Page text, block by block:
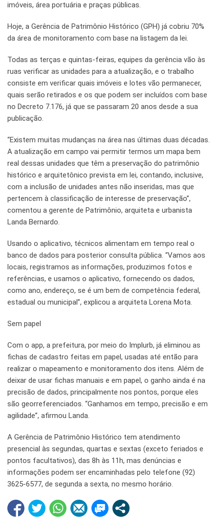
imóveis, área portuária e praças públicas.
Hoje, a Gerência de Patrimônio Histórico (GPH) já cobriu 70%
da área de monitoramento com base na listagem da lei.
Todas as terças e quintas-feiras, equipes da gerência vão às
ruas verificar as unidades para a atualização, e o trabalho
consiste em verificar quais imóveis e lotes vão permanecer,
quais serão retirados e os que podem ser incluídos com base
no Decreto 7.176, já que se passaram 20 anos desde a sua
publicação.
“Existem muitas mudanças na área nas últimas duas décadas.
A atualização em campo vai permitir termos um mapa bem
real dessas unidades que têm a preservação do patrimônio
histórico e arquitetônico prevista em lei, contando, inclusive,
com a inclusão de unidades antes não inseridas, mas que
pertencem à classificação de interesse de preservação”,
comentou a gerente de Patrimônio, arquiteta e urbanista
Landa Bernardo.
Usando o aplicativo, técnicos alimentam em tempo real o
banco de dados para posterior consulta pública. “Vamos aos
locais, registramos as informações, produzimos fotos e
referências, e usamos o aplicativo, fornecendo os dados,
como ano, endereço, se é um bem de competência federal,
estadual ou municipal”, explicou a arquiteta Lorena Mota.
Sem papel
Com o app, a prefeitura, por meio do Implurb, já eliminou as
fichas de cadastro feitas em papel, usadas até então para
realizar o mapeamento e monitoramento dos itens. Além de
deixar de usar fichas manuais e em papel, o ganho ainda é na
precisão de dados, principalmente nos pontos, porque eles
são georreferenciados. “Ganhamos em tempo, precisão e em
agilidade”, afirmou Landa.
A Gerência de Patrimônio Histórico tem atendimento
presencial às segundas, quartas e sextas (exceto feriados e
pontos facultativos), das 8h às 11h, mas denúncias e
informações podem ser encaminhadas pelo telefone (92)
3625-6577, de segunda a sexta, no mesmo horário.